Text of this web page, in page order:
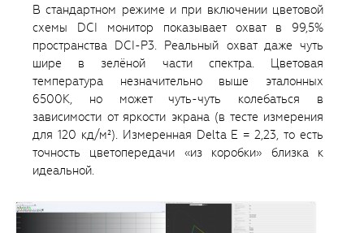
В стандартном режиме и при включении цветовой
схемы DCI монитор показывает охват в 99,5%
пространства DCI-P3. Реальный охват даже чуть
шире в зелёной части спектра. Цветовая
температура незначительно выше эталонных
6500K, но может чуть-чуть колебаться в
зависимости от яркости экрана (в тесте измерения
для 120 кд/м²). Измеренная Delta E = 2,23, то есть
точность цветопередачи «из коробки» близка к
идеальной.